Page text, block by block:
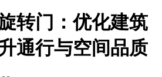
转门：优化建筑
通行与空间品质